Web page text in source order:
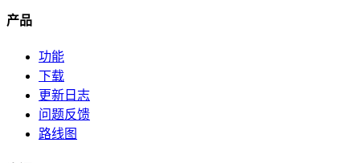
产品
功能
下载
更新日志
问题反馈
路线图